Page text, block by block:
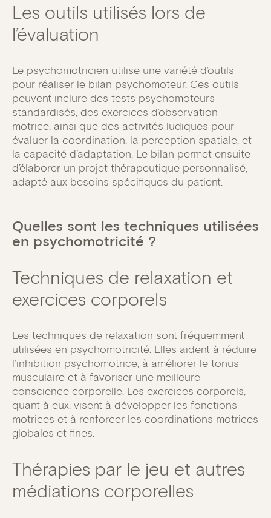
Les outils utilisés lors de
l’évaluation
Le psychomotricien utilise une variété d’outils
pour réaliser le bilan psychomoteur. Ces outils
peuvent inclure des tests psychomoteurs
standardisés, des exercices d’observation
motrice, ainsi que des activités ludiques pour
évaluer la coordination, la perception spatiale, et
la capacité d’adaptation. Le bilan permet ensuite
d’élaborer un projet thérapeutique personnalisé,
adapté aux besoins spécifiques du patient.
Quelles sont les techniques utilisées
en psychomotricité ?
Techniques de relaxation et
exercices corporels
Les techniques de relaxation sont fréquemment
utilisées en psychomotricité. Elles aident à réduire
l’inhibition psychomotrice, à améliorer le tonus
musculaire et à favoriser une meilleure
conscience corporelle. Les exercices corporels,
quant à eux, visent à développer les fonctions
motrices et à renforcer les coordinations motrices
globales et fines.
Thérapies par le jeu et autres
médiations corporelles